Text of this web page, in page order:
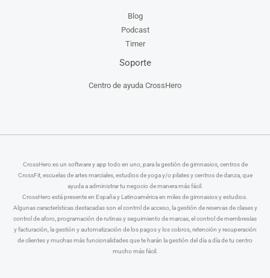
Blog
Podcast
Timer
Soporte
Centro de ayuda CrossHero
CrossHero es un software y app todo en uno, para la gestión de gimnasios, centros de
CrossFit, escuelas de artes marciales, estudios de yoga y/o pilates y centros de danza, que
ayuda a administrar tu negocio de manera más fácil.
CrossHero está presente en España y Latinoamérica en miles de gimnasios y estudios.
Algunas características destacadas son el control de acceso, la gestión de reservas de clases y
control de aforo, programación de rutinas y seguimiento de marcas, el control de membresías
y facturación, la gestión y automatización de los pagos y los cobros, retención y recuperación
de clientes y muchas más funcionalidades que te harán la gestión del día a día de tu centro
mucho más fácil.